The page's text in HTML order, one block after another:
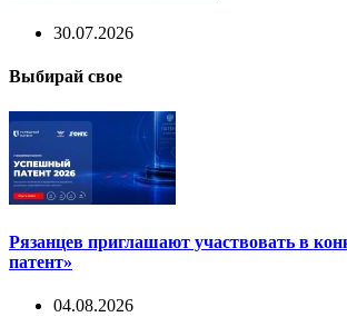
30.07.2026
Выбирай свое
Рязанцев приглашают участвовать в
патент»
04.08.2026